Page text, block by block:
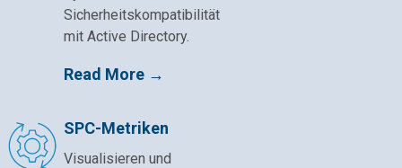
Sicherheitskompatibilität
mit Active Directory.
Read More →
SPC-Metriken
Visualisieren und